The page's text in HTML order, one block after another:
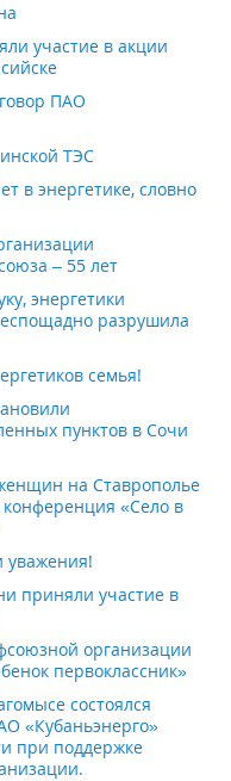
участие в акции
ПАО
ТЭС
в энергетике, словно
– 55 лет
энергетики
разрушила
семья!
пунктов в Сочи
на Ставрополье
«Село в
уважения!
приняли участие в
организации
первоклассник»
состоялся
«Кубаньэнерго»
при поддержке